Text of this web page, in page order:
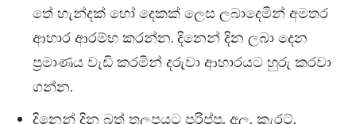
තේ හැන්දක් හෝ දෙකක් ලෙස ලබාදෙමින් අමතර
ආහාර ආරම්භ කරන්න. දිනෙන් දින ලබා දෙන
ප‍්‍රමාණය වැඩි කරමින් දරුවා ආහාරයට හුරු කරවා
ගන්න.
දිනෙන් දින බත් තලපයට පරිප්පු, අල, කැරට්,